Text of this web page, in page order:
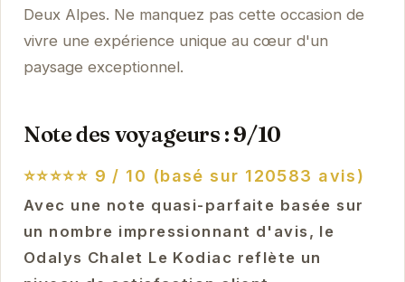
Deux Alpes. Ne manquez pas cette occasion de
vivre une expérience unique au cœur d'un
paysage exceptionnel.
Note des voyageurs : 9/10
⭐⭐⭐⭐⭐ 9 / 10 (basé sur 120583 avis)
Avec une note quasi-parfaite basée sur
un nombre impressionnant d'avis, le
Odalys Chalet Le Kodiac reflète un